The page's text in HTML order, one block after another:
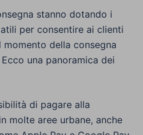
stanno dotando i
per consentire ai clienti
della consegna
una panoramica dei
di pagare alla
molte aree urbane, anche